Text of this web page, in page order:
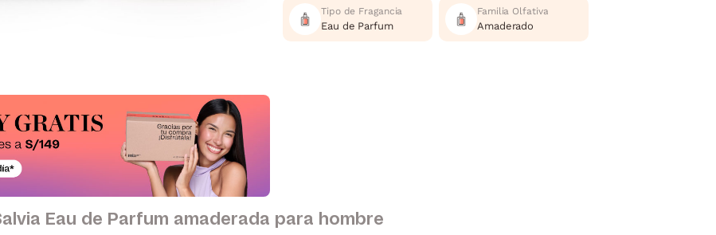
Tipo de Fragancia
Eau de Parfum
Familia Olfativa
Amaderado
Eau de Parfum amaderada para hombre